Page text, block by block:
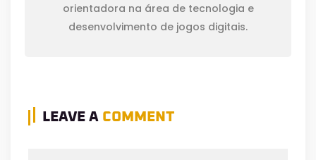
orientadora na área de tecnologia e
desenvolvimento de jogos digitais.
LEAVE A COMMENT